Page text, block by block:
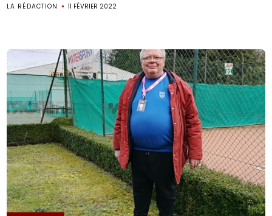
LA RÉDACTION 11 FÉVRIER 2022